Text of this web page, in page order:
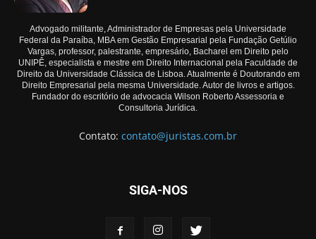
Advogado militante, Administrador de Empresas pela Universidade
Federal da Paraíba, MBA em Gestão Empresarial pela Fundação Getúlio
Vargas, professor, palestrante, empresário, Bacharel em Direito pelo
UNIPÊ, especialista e mestre em Direito Internacional pela Faculdade de
Direito da Universidade Clássica de Lisboa. Atualmente é Doutorando em
Direito Empresarial pela mesma Universidade. Autor de livros e artigos.
Fundador do escritório de advocacia Wilson Roberto Assessoria e
Consultoria Jurídica.
Contato: contato@juristas.com.br
SIGA-NOS